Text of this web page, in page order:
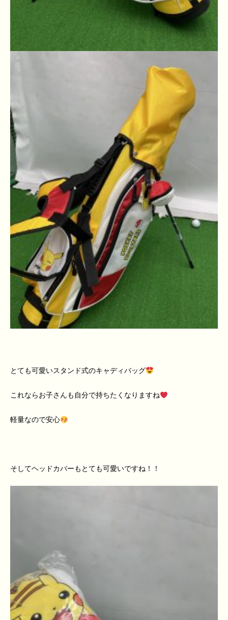
とても可愛いスタンド式のキャディバッグ
これならお子さんも自分で持ちたくなりますね
軽量なので安心
そしてヘッドカバーもとても可愛いですね！！